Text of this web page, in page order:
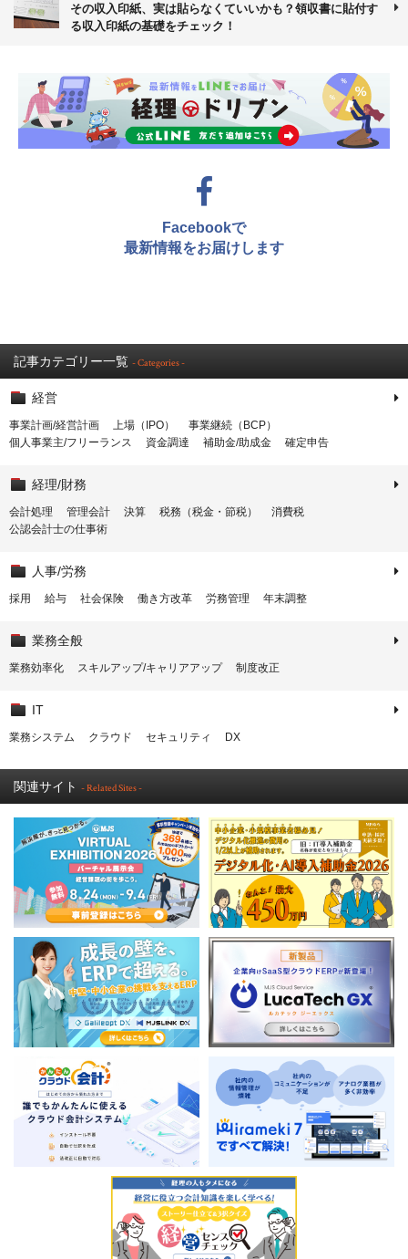
その収入印紙、実は貼らなくていいかも？領収書に貼付す
る収入印紙の基礎をチェック！
Facebookで
最新情報をお届けします
記事カテゴリー一覧 - Categories -
経営
事業計画/経営計画 上場（IPO）
事業継続（BCP）
個人事業主/フリーランス
資金調達 補助金/助成金 確定申告
経理/財務
会計処理 管理会計 決算 税務（税金・節税）
消費税
公認会計士の仕事術
人事/労務
採用 給与 社会保険 働き方改革 労務管理 年末調整
業務全般
業務効率化 スキルアップ/キャリアアップ 制度改正
IT
業務システム クラウド セキュリティ DX
関連サイト - Related Sites -